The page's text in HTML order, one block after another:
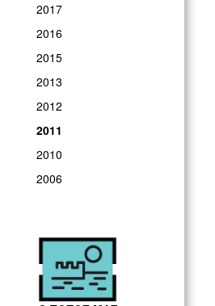
2017
2016
2015
2013
2012
2011
2010
2006